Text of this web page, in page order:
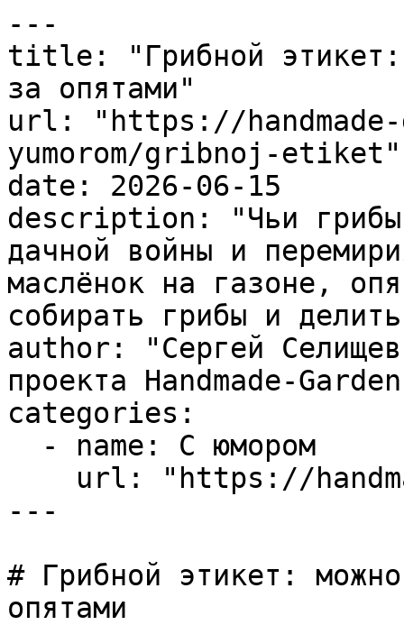
---
title: "Грибной этикет:
за опятами"
url: "https://
yumorom/gribnoj-etiket"
date: 2026-06-15
description: "Чьи грибы
дачной войны и
маслёнок на газоне,
собирать грибы и
author: "Сергей
проекта Handmade-
categories:
---
# Грибной этикет:
опятами